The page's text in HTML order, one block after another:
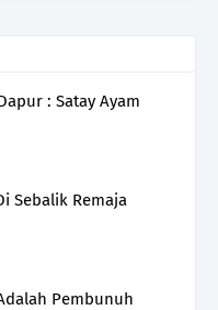
: Satay Ayam
Sebalik Remaja
Pembunuh